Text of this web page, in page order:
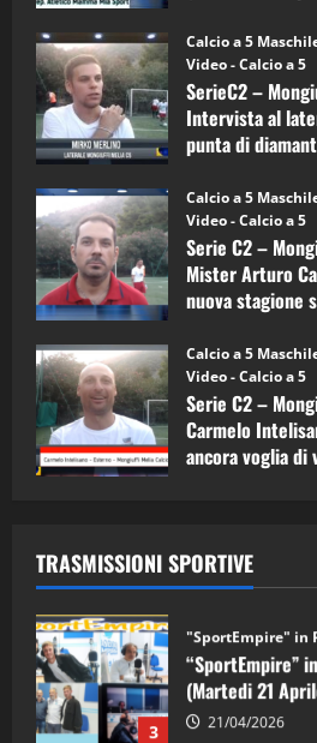
6)
–
Intervista
a
mister
Arturo
Carciotto
(Mongiuffi
Calcio a 5
Video - Calcio a 5
SerieC2 –
Intervista al
punta di
Calcio a 5
Video - Calcio a 5
Serie C2 –
Mister Arturo
nuova stagione
Calcio a 5
Video - Calcio a 5
Serie C2 –
Carmelo
ancora voglia di
TRASMISSIONI SPORTIVE
4
“SportEmpire”
(Martedi 14
15/04/2026
5
“SportEmpire”
(Martedi 07
08/04/2026
1
“SportEmpire”
(Martedi 05
08/05/2026
2 28/04/2026
3
"SportEmpire" in
“SportEmpire”
(Martedi 21
21/04/2026